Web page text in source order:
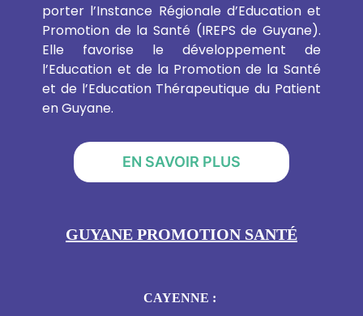
porter l’Instance Régionale d’Education et
Promotion de la Santé (IREPS de Guyane).
Elle favorise le développement de
l’Education et de la Promotion de la Santé
et de l’Education Thérapeutique du Patient
en Guyane.
EN SAVOIR PLUS
GUYANE PROMOTION SANTÉ
CAYENNE :